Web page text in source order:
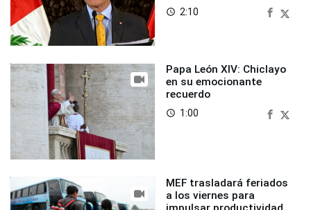
access_time 2:10
Papa León XIV: Chiclayo
en su emocionante
recuerdo
access_time 1:00
MEF trasladará feriados
a los viernes para